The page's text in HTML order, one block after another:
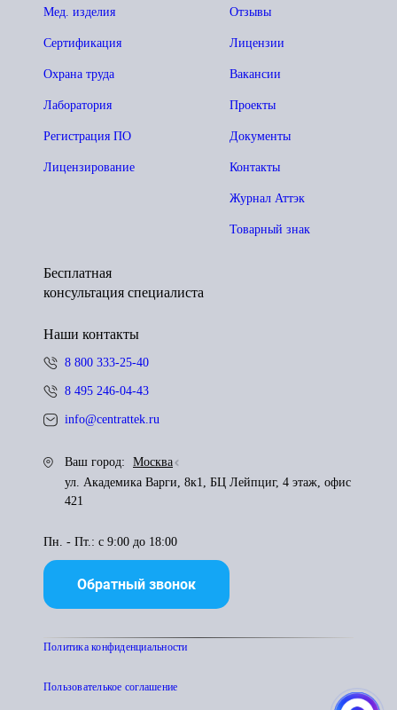
Отзывы
Лицензии
Вакансии
Проекты
Документы
Контакты
Журнал Аттэк
Товарный знак
Мед. изделия
Сертификация
Охрана труда
Лаборатория
Регистрация ПО
Лицензирование
Бесплатная
консультация специалиста
Наши контакты
8 800 333-25-40
8 495 246-04-43
info@centrattek.ru
Ваш город:
Москва
ул. Академика Варги, 8к1, БЦ Лейпциг, 4 этаж, офис
421
Пн. - Пт.: с 9:00 до 18:00
Обратный звонок
Политика конфиденциальности
Пользователькое соглашение